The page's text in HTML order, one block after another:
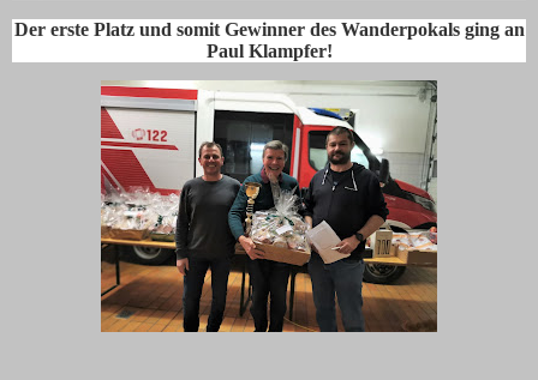
Der erste Platz und somit Gewinner des Wanderpokals ging an
Paul Klampfer!